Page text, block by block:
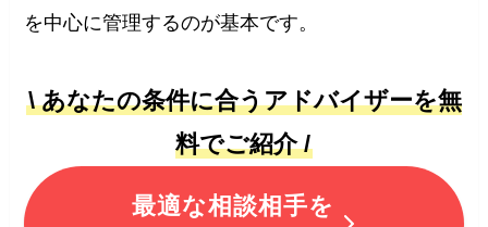
を中心に管理するのが基本です。
\ あなたの条件に合うアドバイザーを無
料でご紹介 /
最適な相談相手を